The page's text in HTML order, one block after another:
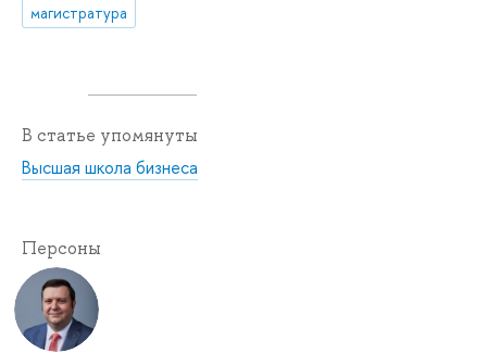
магистратура
В статье упомянуты
Высшая школа бизнеса
Персоны